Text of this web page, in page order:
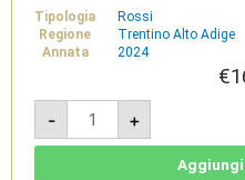
Tipologia
Rossi
Regione
Trentino Alto Adige
Annata
2024
€
-
Huck
Bach
Santa
+